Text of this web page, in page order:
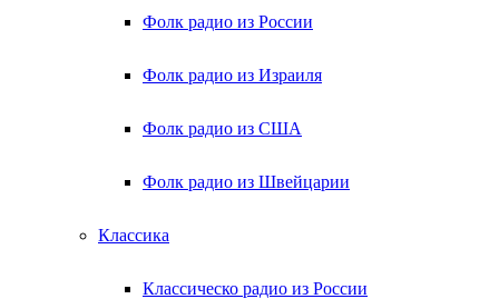
Фолк радио из России
Фолк радио из Израиля
Фолк радио из США
Фолк радио из Швейцарии
Классика
Классическо радио из России